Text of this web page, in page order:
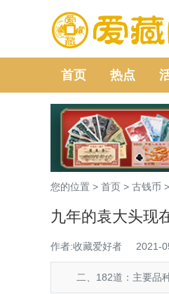
首页 热点
您的位置 > 首页 > 古钱币 >
九年的袁大头现
作者:收藏爱好者 2021-
二、182道：主要品种